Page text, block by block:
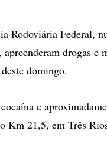
Rodoviária Federal,
apreenderam drogas
domingo.
e
Km 21,5, em Três